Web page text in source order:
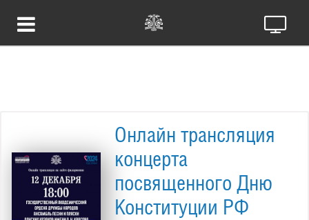
Онлайн трансляция
концерта
посвященного Дню
Конституции РФ